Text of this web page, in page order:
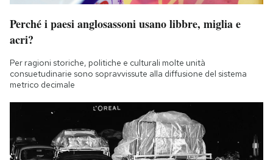
Perché i paesi anglosassoni usano libbre, miglia e
acri?
Per ragioni storiche, politiche e culturali molte unità
consuetudinarie sono sopravvissute alla diffusione del sistema
metrico decimale